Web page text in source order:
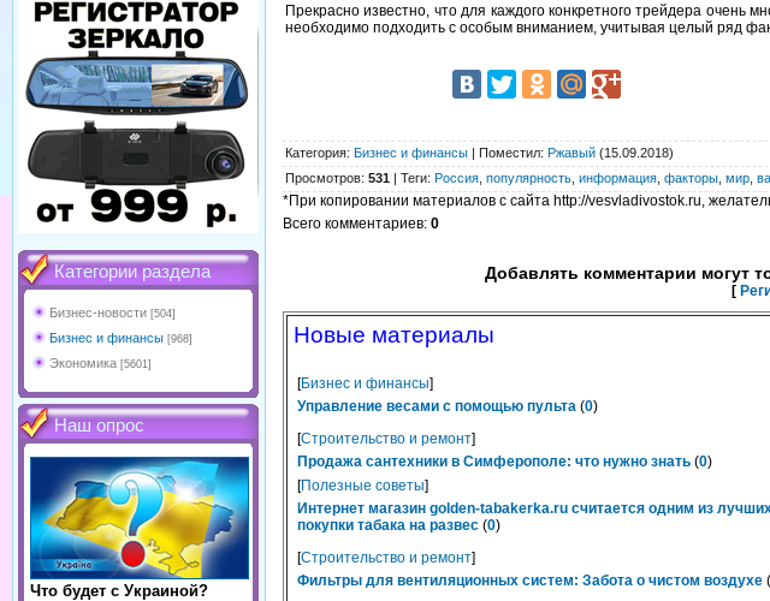
Категории раздела
Бизнес-новости [504]
Бизнес и финансы [968]
Экономика [5601]
Наш опрос
Что будет с Украиной?
Прекрасно известно, что для каждого конкретного трейдера очень
необходимо подходить с особым вниманием, учитывая целый ряд
Категория: Бизнес и финансы | Поместил: Ржавый (15.09.2018)
Просмотров: 531 | Теги: Россия популярность информация факторы мир
*При копировании материалов с сайта http://vesvladivostok.ru,
Всего комментариев: 0
Добавлять комментарии могут
[
Новые материалы
[Бизнес и финансы]
Управление весами с помощью пульта (0)
[Строительство и ремонт]
Продажа сантехники в Симферополе: что нужно знать (0)
[Полезные советы]
Интернет магазин golden-tabakerka.ru считается одним из
покупки табака на развес (0)
[Строительство и ремонт]
Фильтры для вентиляционных систем: Забота о чистом воздухе (